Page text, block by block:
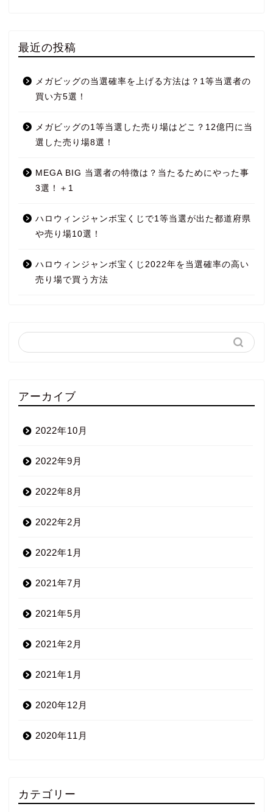
最近の投稿
メガビッグの当選確率を上げる方法は？1等当選者の
買い方5選！
メガビッグの1等当選した売り場はどこ？12億円に当
選した売り場8選！
MEGA BIG 当選者の特徴は？当たるためにやった事
3選！＋1
ハロウィンジャンボ宝くじで1等当選が出た都道府県
や売り場10選！
ハロウィンジャンボ宝くじ2022年を当選確率の高い
売り場で買う方法
アーカイブ
2022年10月
2022年9月
2022年8月
2022年2月
2022年1月
2021年7月
2021年5月
2021年2月
2021年1月
2020年12月
2020年11月
カテゴリー